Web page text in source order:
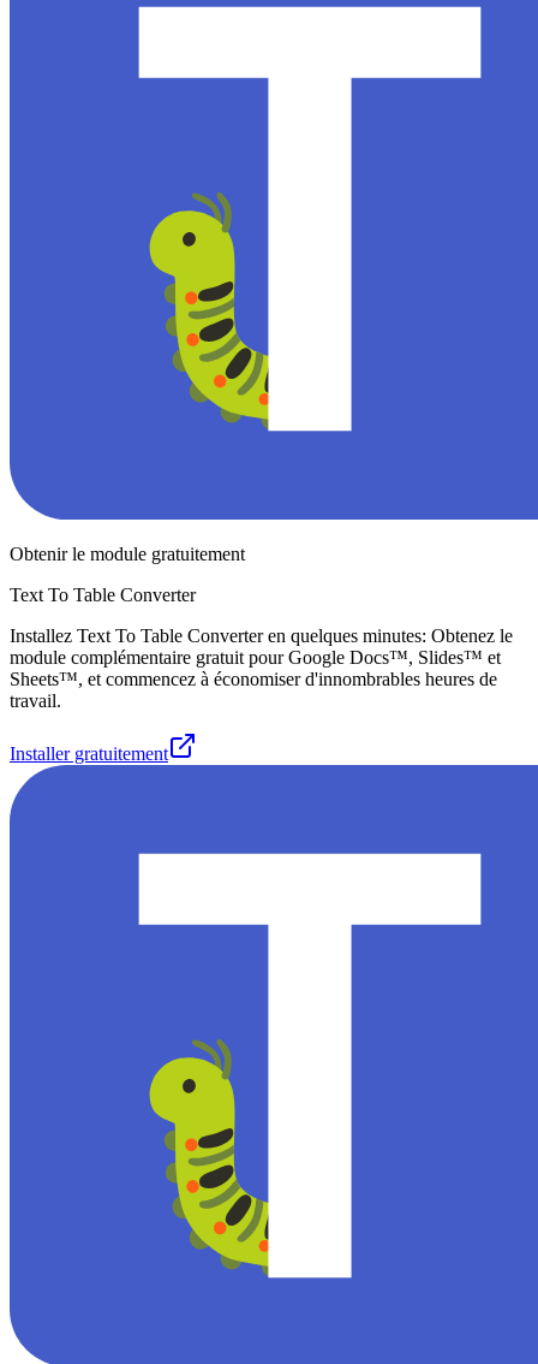
Obtenir le module gratuitement
Text To Table Converter
Installez Text To Table Converter en quelques minutes: Obtenez le
module complémentaire gratuit pour Google Docs™, Slides™ et
Sheets™, et commencez à économiser d'innombrables heures de
travail.
Installer gratuitement